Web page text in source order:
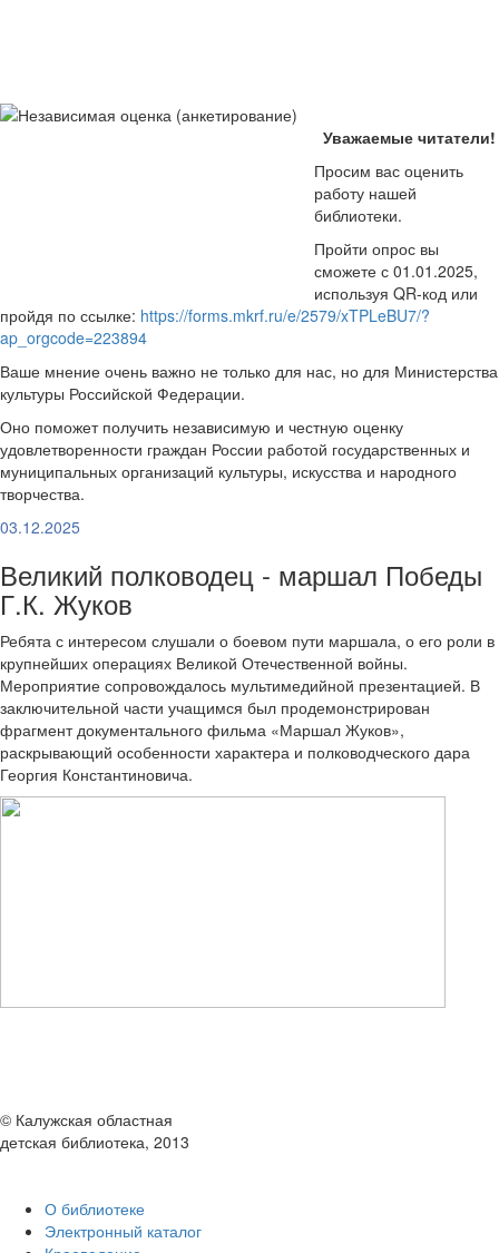
Уважаемые читатели!
Просим вас оценить
работу нашей
библиотеки.
Пройти опрос вы
сможете с 01.01.2025,
используя QR-код или
пройдя по ссылке: https://forms.mkrf.ru/e/2579/xTPLeBU7/?
ap_orgcode=223894
Ваше мнение очень важно не только для нас, но для Министерства
культуры Российской Федерации.
Оно поможет получить независимую и честную оценку
удовлетворенности граждан России работой государственных и
муниципальных организаций культуры, искусства и народного
творчества.
03.12.2025
Великий полководец - маршал Победы
Г.К. Жуков
Ребята с интересом слушали о боевом пути маршала, о его роли в
крупнейших операциях Великой Отечественной войны.
Мероприятие сопровождалось мультимедийной презентацией. В
заключительной части учащимся был продемонстрирован
фрагмент документального фильма «Маршал Жуков»,
раскрывающий особенности характера и полководческого дара
Георгия Константиновича.
© Калужская областная
детская библиотека, 2013
О библиотеке
Электронный каталог